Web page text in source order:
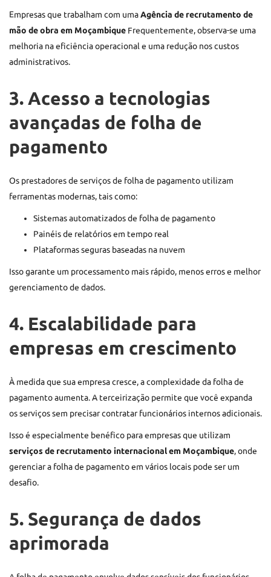
Empresas que trabalham com umaAgência de recrutamento de
mão de obra em Moçambique Frequentemente, observa-se uma
melhoria na eficiência operacional e uma redução nos custos
administrativos.
3. Acesso a tecnologias
avançadas de folha de
pagamento
Os prestadores de serviços de folha de pagamento utilizam
ferramentas modernas, tais como:
Sistemas automatizados de folha de pagamento
Painéis de relatórios em tempo real
Plataformas seguras baseadas na nuvem
Isso garante um processamento mais rápido, menos erros e melhor
gerenciamento de dados.
4. Escalabilidade para
empresas em crescimento
À medida que sua empresa cresce, a complexidade da folha de
pagamento aumenta. A terceirização permite que você expanda
os serviços sem precisar contratar funcionários internos adicionais.
Isso é especialmente benéfico para empresas que utilizam
serviços de recrutamento internacional em Moçambique, onde
gerenciar a folha de pagamento em vários locais pode ser um
desafio.
5. Segurança de dados
aprimorada